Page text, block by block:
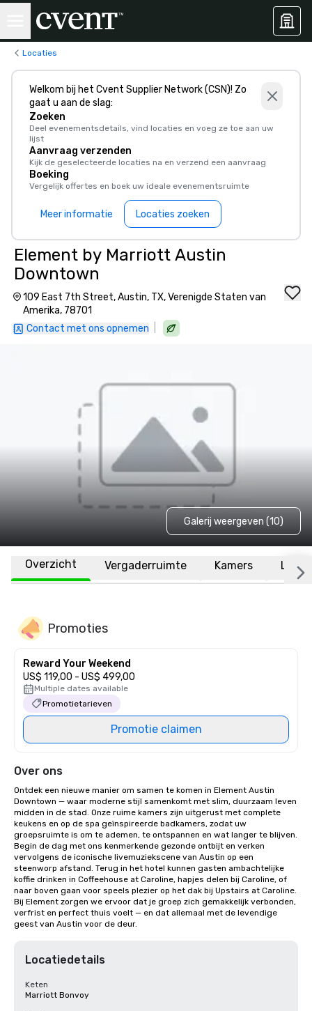
Locaties
Welkom bij het Cvent Supplier Network (CSN)! Zo
gaat u aan de slag:
Zoeken
Deel evenementsdetails, vind locaties en voeg ze toe aan uw
lijst
Aanvraag verzenden
Kijk de geselecteerde locaties na en verzend een aanvraag
Boeking
Vergelijk offertes en boek uw ideale evenementsruimte
Meer informatie Locaties zoeken
Element by Marriott Austin
Downtown
109 East 7th Street, Austin, TX, Verenigde Staten van
Amerika, 78701
Contact met ons opnemen
Galerij weergeven (10)
Overzicht Vergaderruimte Kamers
Promoties
Reward Your Weekend
US$ 119,00 - US$ 499,00
Multiple dates available
Promotietarieven
Promotie claimen
Over ons
Ontdek een nieuwe manier om samen te komen in Element Austin
Downtown — waar moderne stijl samenkomt met slim, duurzaam leven
midden in de stad. Onze ruime kamers zijn uitgerust met complete
keukens en op de spa geïnspireerde badkamers, zodat uw
groepsruimte is om te ademen, te ontspannen en wat langer te blijven.
Begin de dag met ons kenmerkende gezonde ontbijt en verken
vervolgens de iconische livemuziekscene van Austin op een
steenworp afstand. Terug in het hotel kunnen gasten ambachtelijke
koffie drinken in Coffeehouse at Caroline, hapjes delen bij Caroline, of
naar boven gaan voor speels plezier op het dak bij Upstairs at Caroline.
Bij Element zorgen we ervoor dat je groep zich gemakkelijk verbonden,
verfrist en perfect thuis voelt — en dat allemaal met de levendige
geest van Austin voor de deur.
Locatiedetails
Keten
Marriott Bonvoy